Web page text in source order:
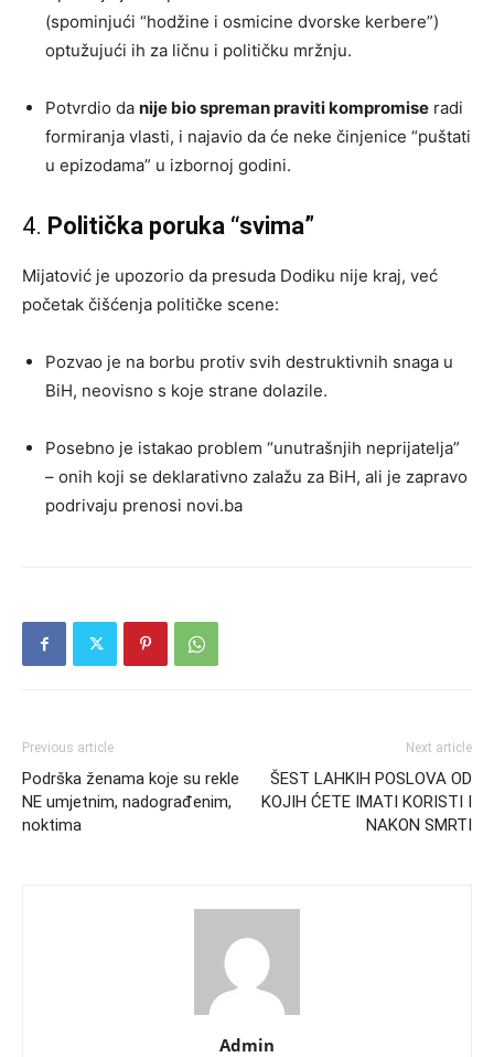
(spominjući “hodžine i osmicine dvorske kerbere”)
optužujući ih za ličnu i političku mržnju.
Potvrdio da nije bio spreman praviti kompromise radi
formiranja vlasti, i najavio da će neke činjenice “puštati
u epizodama” u izbornoj godini.
4. Politička poruka “svima”
Mijatović je upozorio da presuda Dodiku nije kraj, već
početak čišćenja političke scene:
Pozvao je na borbu protiv svih destruktivnih snaga u
BiH, neovisno s koje strane dolazile.
Posebno je istakao problem “unutrašnjih neprijatelja”
– onih koji se deklarativno zalažu za BiH, ali je zapravo
podrivaju prenosi novi.ba
Previous article
Podrška ženama koje su rekle
NE umjetnim, nadograđenim,
noktima
Next article
ŠEST LAHKIH POSLOVA OD
KOJIH ĆETE IMATI KORISTI I
NAKON SMRTI
Admin